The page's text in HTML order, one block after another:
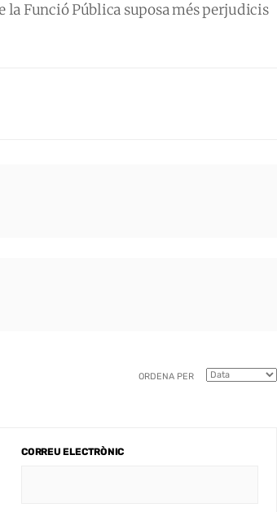
la Funció Pública suposa més perjudicis
ORDENA PER
CORREU ELECTRÒNIC